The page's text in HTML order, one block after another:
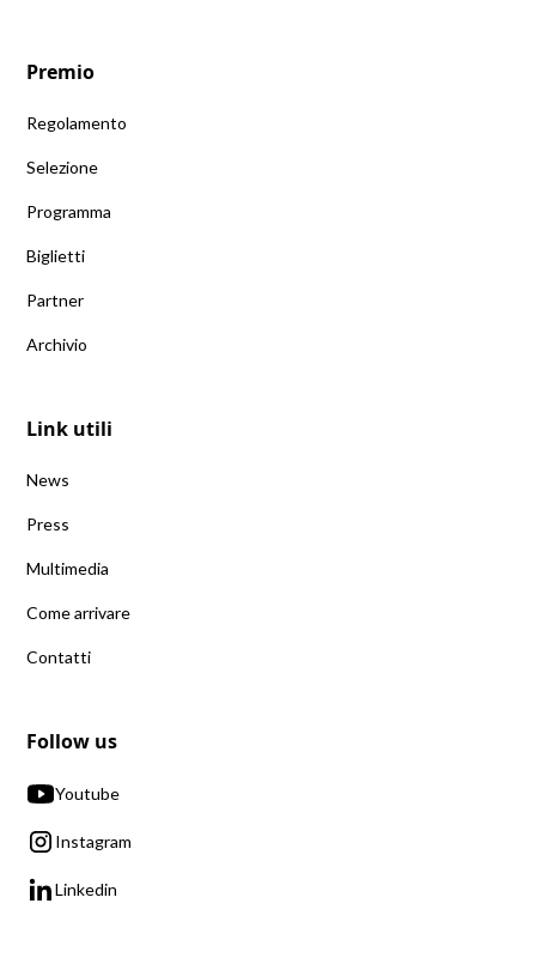
Premio
Regolamento
Selezione
Programma
Biglietti
Partner
Archivio
Link utili
News
Press
Multimedia
Come arrivare
Contatti
Follow us
Youtube
Instagram
Linkedin